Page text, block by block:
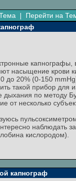
| Перейти на
насыщение крови
до 20% (0-150
такой прибор для
дыхания по методу
от несколько
наблюдать
кислородом).
капнограф